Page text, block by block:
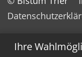
Ihre